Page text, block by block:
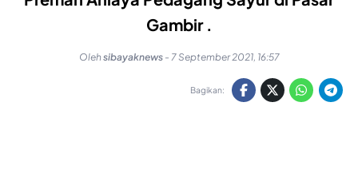
Gambir .
Olehsibayaknews - 7 September 2021, 16:57
Bagikan: